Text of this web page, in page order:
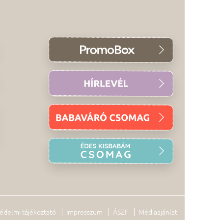
tájékoztató Impresszum ÁSZF Médiaajánlat